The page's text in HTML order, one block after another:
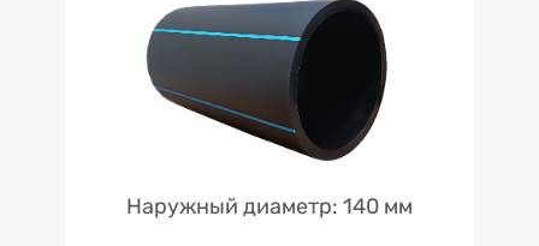
Наружный диаметр: 140 мм